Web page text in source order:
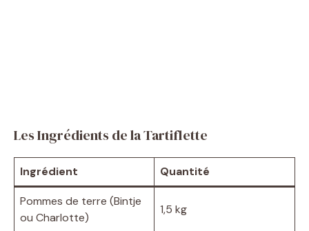
Les Ingrédients de la Tartiflette
Ingrédient Quantité
Pommes de terre (Bintje
ou Charlotte)
1,5 kg